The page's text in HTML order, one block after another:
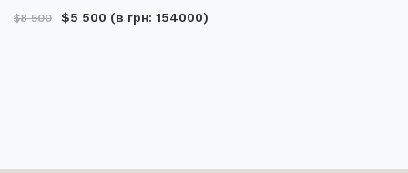
$8 500 $5 500 (в грн: 154000)